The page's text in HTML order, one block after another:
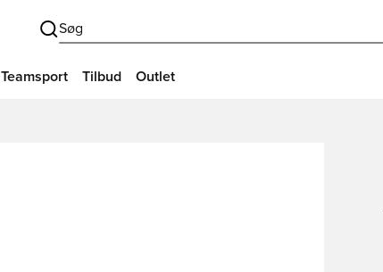
Søg
Teamsport Tilbud Outlet